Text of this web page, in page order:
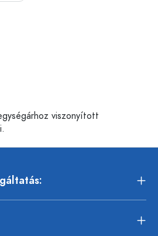
viszonyított